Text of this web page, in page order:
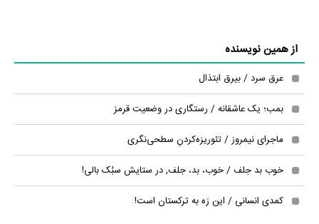
از همین نویسنده
عرق سرد / بیرق ابتذال
بمب؛ یک عاشقانه / رستگاری در وضعیت قرمز
ماجرای نیمروز / تئوریزه‌کردنِ سطحی‌نگری
خوب بد جلف / خوب، بد، جلف, در ستایش سبُک بالی!
کمدی انسانی / این رَه به ترکستان است!